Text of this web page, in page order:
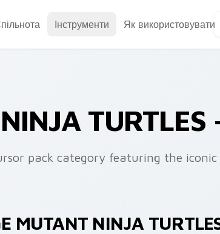
Інструменти Як використовувати
NINJA
pack category featuring the
NINJA